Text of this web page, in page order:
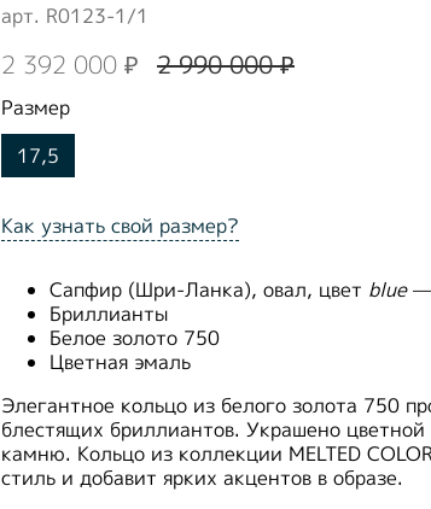
арт. R0123-1/1
2 392 000 ₽ 2 990 000 ₽
Как узнать свой размер?
Размер
17,5
Сапфир (Шри-Ланка), овал, цвет blue—
Бриллианты
Белое золото 750
Цветная эмаль
Элегантное кольцо из белого золота 750
блестящих бриллиантов. Украшено
камню. Кольцо из коллекции MELTED
стиль и добавит ярких акцентов в образе.